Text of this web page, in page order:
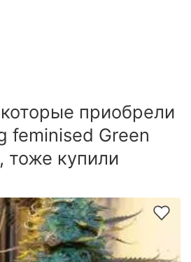
приобрели
feminised Green
тоже купили